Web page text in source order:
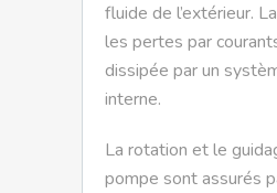
fluide de l’extérieur.
les pertes par
dissipée par un
interne.
La rotation et le
pompe sont assurés